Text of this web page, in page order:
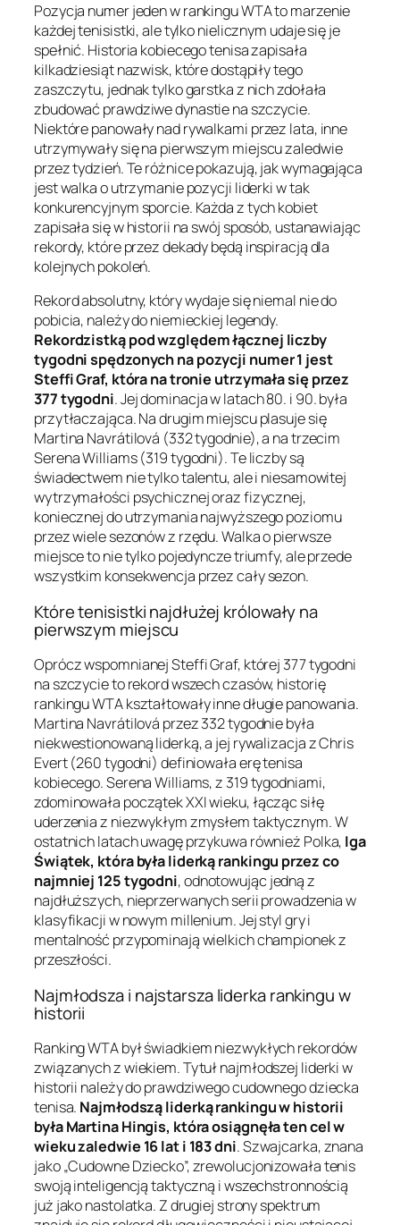
Pozycja numer jeden w rankingu WTA to marzenie
każdej tenisistki, ale tylko nielicznym udaje się je
spełnić. Historia kobiecego tenisa zapisała
kilkadziesiąt nazwisk, które dostąpiły tego
zaszczytu, jednak tylko garstka z nich zdołała
zbudować prawdziwe dynastie na szczycie.
Niektóre panowały nad rywalkami przez lata, inne
utrzymywały się na pierwszym miejscu zaledwie
przez tydzień. Te różnice pokazują, jak wymagająca
jest walka o utrzymanie pozycji liderki w tak
konkurencyjnym sporcie. Każda z tych kobiet
zapisała się w historii na swój sposób, ustanawiając
rekordy, które przez dekady będą inspiracją dla
kolejnych pokoleń.
Rekord absolutny, który wydaje się niemal nie do
pobicia, należy do niemieckiej legendy.
Rekordzistką pod względem łącznej liczby
tygodni spędzonych na pozycji numer 1 jest
Steffi Graf, która na tronie utrzymała się przez
377 tygodni. Jej dominacja w latach 80. i 90. była
przytłaczająca. Na drugim miejscu plasuje się
Martina Navrátilová (332 tygodnie), a na trzecim
Serena Williams (319 tygodni). Te liczby są
świadectwem nie tylko talentu, ale i niesamowitej
wytrzymałości psychicznej oraz fizycznej,
koniecznej do utrzymania najwyższego poziomu
przez wiele sezonów z rzędu. Walka o pierwsze
miejsce to nie tylko pojedyncze triumfy, ale przede
wszystkim konsekwencja przez cały sezon.
Które tenisistki najdłużej królowały na
pierwszym miejscu
Oprócz wspomnianej Steffi Graf, której 377 tygodni
na szczycie to rekord wszech czasów, historię
rankingu WTA kształtowały inne długie panowania.
Martina Navrátilová przez 332 tygodnie była
niekwestionowaną liderką, a jej rywalizacja z Chris
Evert (260 tygodni) definiowała erę tenisa
kobiecego. Serena Williams, z 319 tygodniami,
zdominowała początek XXI wieku, łącząc siłę
uderzenia z niezwykłym zmysłem taktycznym. W
ostatnich latach uwagę przykuwa również Polka, Iga
Świątek, która była liderką rankingu przez co
najmniej 125 tygodni, odnotowując jedną z
najdłuższych, nieprzerwanych serii prowadzenia w
klasyfikacji w nowym millenium. Jej styl gry i
mentalność przypominają wielkich championek z
przeszłości.
Najmłodsza i najstarsza liderka rankingu w
historii
Ranking WTA był świadkiem niezwykłych rekordów
związanych z wiekiem. Tytuł najmłodszej liderki w
historii należy do prawdziwego cudownego dziecka
tenisa. Najmłodszą liderką rankingu w historii
była Martina Hingis, która osiągnęła ten cel w
wieku zaledwie 16 lat i 183 dni. Szwajcarka, znana
jako „Cudowne Dziecko”, zrewolucjonizowała tenis
swoją inteligencją taktyczną i wszechstronnością
już jako nastolatka. Z drugiej strony spektrum